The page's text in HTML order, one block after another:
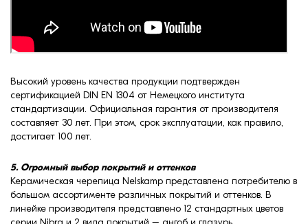
Высокий уровень качества продукции подтвержден
сертификацией DIN EN 1304 от Немецкого института
стандартизации. Официальная гарантия от производителя
составляет 30 лет. При этом, срок эксплуатации, как правило,
достигает 100 лет.
5. Огромный выбор покрытий и оттенков
Керамическая черепица Nelskamp представлена потребителю в
большом ассортименте различных покрытий и оттенков. В
линейке производителя представлено 12 стандартных цветов